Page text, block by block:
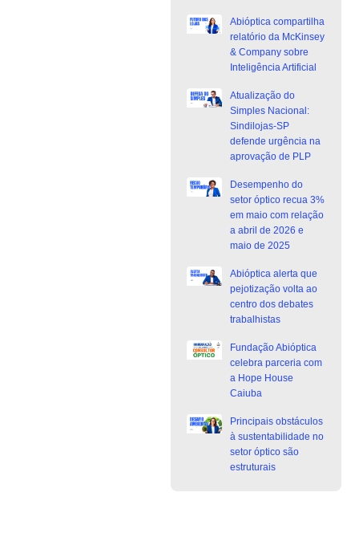
Abióptica compartilha
relatório da McKinsey
& Company sobre
Inteligência Artificial
Atualização do
Simples Nacional:
Sindilojas-SP
defende urgência na
aprovação de PLP
Desempenho do
setor óptico recua 3%
em maio com relação
a abril de 2026 e
maio de 2025
Abióptica alerta que
pejotização volta ao
centro dos debates
trabalhistas
Fundação Abióptica
celebra parceria com
a Hope House
Caiuba
Principais obstáculos
à sustentabilidade no
setor óptico são
estruturais